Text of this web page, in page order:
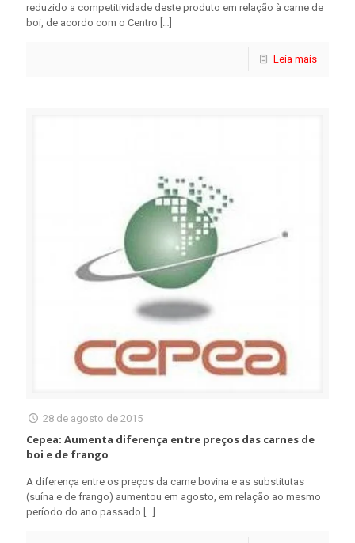
reduzido a competitividade deste produto em relação à carne de
boi, de acordo com o Centro […]
Leia mais
28 de agosto de 2015
Cepea: Aumenta diferença entre preços das carnes de
boi e de frango
A diferença entre os preços da carne bovina e as substitutas
(suína e de frango) aumentou em agosto, em relação ao mesmo
período do ano passado […]